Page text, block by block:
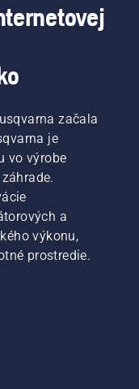
začala
je
vo výrobe
a
výkonu,
prostredie.